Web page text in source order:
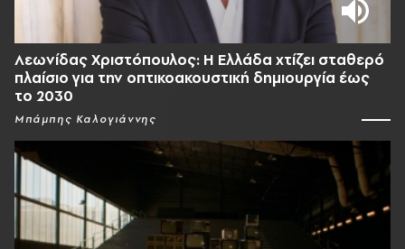
Λεωνίδας Χριστόπουλος: Η Ελλάδα χτίζει σταθερό
πλαίσιο για την οπτικοακουστική δημιουργία έως
το 2030
Μπάμπης Καλογιάννης